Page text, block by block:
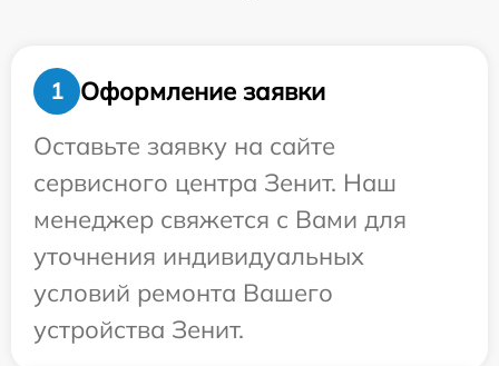
1
Оформление заявки
Оставьте заявку на сайте
сервисного центра Зенит. Наш
менеджер свяжется с Вами для
уточнения индивидуальных
условий ремонта Вашего
устройства Зенит.